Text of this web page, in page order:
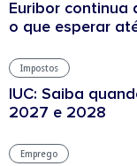
Euribor continua
o que esperar
Impostos
IUC: Saiba
2027 e 2028
Emprego